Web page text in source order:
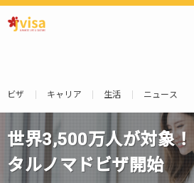
ビザ キャリア 生活 ニュース
世界3,500万人が対象
タルノマドビザ開始